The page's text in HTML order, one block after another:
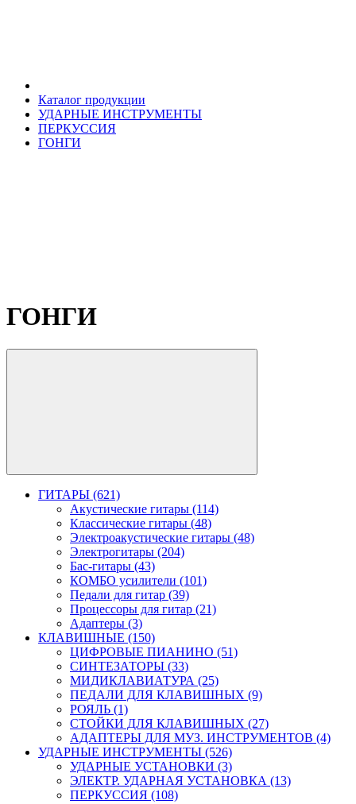
Каталог продукции
УДАРНЫЕ ИНСТРУМЕНТЫ
ПЕРКУССИЯ
ГОНГИ
ГОНГИ
ГИТАРЫ (621)
Акустические гитары (114)
Классические гитары (48)
Электроакустические гитары (48)
Электрогитары (204)
Бас-гитары (43)
КОМБО усилители (101)
Педали для гитар (39)
Процессоры для гитар (21)
Адаптеры (3)
КЛАВИШНЫЕ (150)
ЦИФРОВЫЕ ПИАНИНО (51)
СИНТЕЗАТОРЫ (33)
МИДИКЛАВИАТУРА (25)
ПЕДАЛИ ДЛЯ КЛАВИШНЫХ (9)
РОЯЛЬ (1)
СТОЙКИ ДЛЯ КЛАВИШНЫХ (27)
АДАПТЕРЫ ДЛЯ МУЗ. ИНСТРУМЕНТОВ (4)
УДАРНЫЕ ИНСТРУМЕНТЫ (526)
УДАРНЫЕ УСТАНОВКИ (3)
ЭЛЕКТР. УДАРНАЯ УСТАНОВКА (13)
ПЕРКУССИЯ (108)